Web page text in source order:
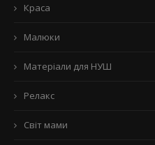
Краса
Малюки
Матеріали для НУШ
Релакс
Світ мами